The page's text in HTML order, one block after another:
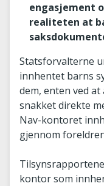
engasjement
realiteten at
Statsforvalterne
innhentet barns
dem, enten ved
snakket direkte
Nav-kontoret
gjennom
kontor som